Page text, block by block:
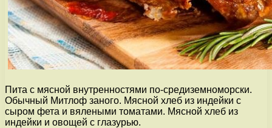
Пита с мясной внутренностями по-средиземноморски.
Обычный Митлоф заного. Мясной хлеб из индейки с
сыром фета и вялеными томатами. Мясной хлеб из
индейки и овощей с глазурью.